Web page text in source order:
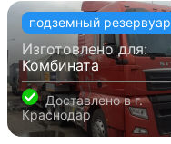
подземный резервуар
Изготовлено для:
Комбината
Доставлено вг.
Краснодар